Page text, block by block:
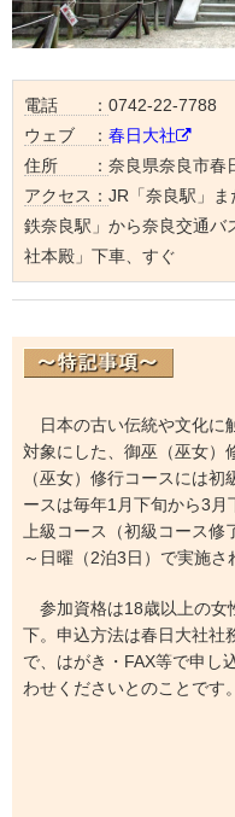
電話 ： 0742-22-7788
ウェブ ： 春日大社
住所 ： 奈良県奈良市春
アクセス： JR「奈良駅」
鉄奈良駅」から奈良交通バ
社本殿」下車、すぐ
日本の古い伝統や文化に
対象にした、御巫（巫女）
（巫女）修行コースには
ースは毎年1月下旬から3月
上級コース（初級コース
～日曜（2泊3日）で実施さ
参加資格は18歳以上の女
下。申込方法は春日大社社
で、はがき・FAX等で申し
わせくださいとのことです。